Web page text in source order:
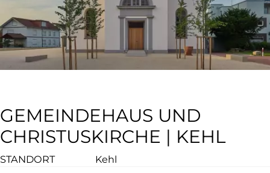
GEMEINDEHAUS UND
CHRISTUSKIRCHE | KEHL
STANDORT Kehl